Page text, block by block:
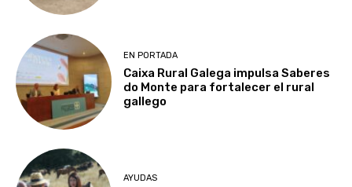
EN PORTADA
Caixa Rural Galega impulsa Saberes
do Monte para fortalecer el rural
gallego
AYUDAS